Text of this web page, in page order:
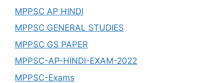
MPPSC AP HINDI
MPPSC GENERAL STUDIES
MPPSC GS PAPER
MPPSC-AP-HINDI-EXAM-2022
MPPSC-Exams